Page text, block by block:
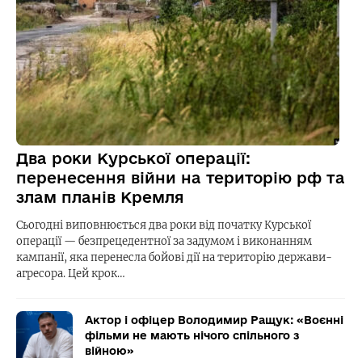
Два роки Курської операції:
перенесення війни на територію рф та
злам планів Кремля
Сьогодні виповнюється два роки від початку Курської
операції — безпрецедентної за задумом і виконанням
кампанії, яка перенесла бойові дії на територію держави-
агресора. Цей крок…
Актор і офіцер Володимир Ращук: «Воєнні
фільми не мають нічого спільного з
війною»